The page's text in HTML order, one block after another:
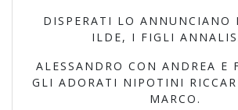
DISPERATI LO ANNUNCIANO
ILDE, I FIGLI
ALESSANDRO CON ANDREA E
GLI ADORATI NIPOTINI
MARCO.